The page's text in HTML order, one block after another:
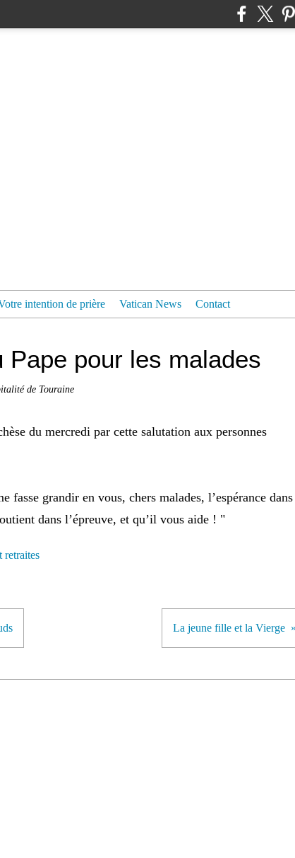
intention de prière Vatican News Contact
Pape pour les malades
de Touraine
du mercredi par cette salutation aux personnes
fasse grandir en vous, chers malades, l’espérance
dans l’épreuve, et qu’il vous aide ! "
retraites
La jeune fille et la Vierge